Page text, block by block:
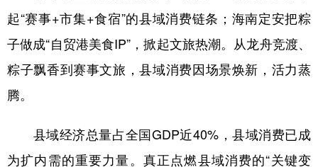
学术中国 乡村振兴 银龄 溯源中国
公益 一带一路 亚太网 上市公司
起“赛事+市集+食宿”的县域消费链条；海南定安把粽
子做成“自贸港美食IP”，掀起文旅热潮。从龙舟竞渡、
粽子飘香到赛事文旅，县域消费因场景焕新，活力蒸
腾。
县域经济总量占全国GDP近40%，县域消费已成
为扩内需的重要力量。真正点燃县域消费的“关键变